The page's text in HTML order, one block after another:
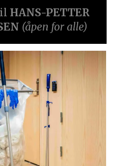
HANS-PETTER
(åpen for alle)